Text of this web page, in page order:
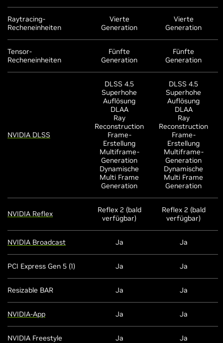
Raytracing-
Recheneinheiten
Vierte
Generation
Vierte
Generation
Tensor-
Recheneinheiten
Fünfte
Generation
Fünfte
Generation
NVIDIA DLSS
DLSS 4.5
Superhohe
Auflösung
DLAA
Ray
Reconstruction
Frame-
Erstellung
Multiframe-
Generation
Dynamische
Multi Frame
Generation
DLSS 4.5
Superhohe
Auflösung
DLAA
Ray
Reconstruction
Frame-
Erstellung
Multiframe-
Generation
Dynamische
Multi Frame
Generation
NVIDIA Reflex
Reflex 2 (bald
verfügbar)
Reflex 2 (bald
verfügbar)
NVIDIA Broadcast Ja Ja
PCI Express Gen 5 (1) Ja Ja
Resizable BAR Ja Ja
NVIDIA-App Ja Ja
NVIDIA Freestyle Ja Ja